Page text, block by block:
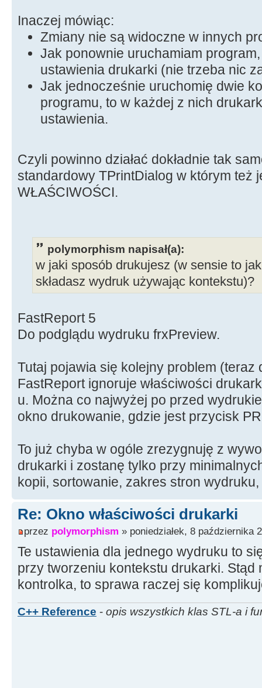
Inaczej mówiąc:
Zmiany nie są widoczne w innych
Jak ponownie uruchamiam
ustawienia drukarki (nie trzeba nic
Jak jednocześnie uruchomię dwie
programu, to w każdej z nich
ustawienia.
Czyli powinno działać dokładnie tak
standardowy TPrintDialog w którym też
WŁAŚCIWOŚCI.
polymorphism napisał(a):
w jaki sposób drukujesz (w sensie to
składasz wydruk używając kontekstu)?
FastReport 5
Do podglądu wydruku frxPreview.
Tutaj pojawia się kolejny problem (teraz
FastReport ignoruje właściwości
u. Można co najwyżej po przed
okno drukowanie, gdzie jest przycisk
To już chyba w ogóle zrezygnuję z
drukarki i zostanę tylko przy
kopii, sortowanie, zakres stron wydruku,
Re: Okno właściwości drukarki
przez polymorphism » poniedziałek, 8 października
Te ustawienia dla jednego wydruku to
przy tworzeniu kontekstu drukarki. Stąd
kontrolka, to sprawa raczej się
C++ Reference - opis wszystkich klas STL-a i